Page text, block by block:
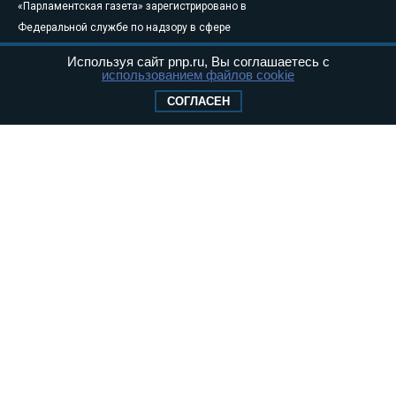
«Парламентская газета» зарегистрировано в
Федеральной службе по надзору в сфере
связи, информационных технологий и
массовых коммуникаций (Роскомнадзор) 05
Свидетельство о регистрации Эл № ФС77-
Используя сайт pnp.ru, Вы соглашаетесь с
использованием файлов cookie
СОГЛАСЕН